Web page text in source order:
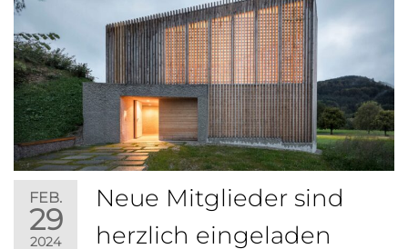
FEB.
29
2024
Neue Mitglieder sind
herzlich eingeladen